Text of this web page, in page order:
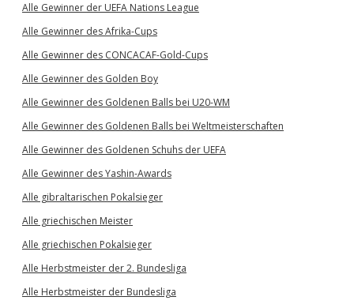
Alle Gewinner der UEFA Nations League
Alle Gewinner des Afrika-Cups
Alle Gewinner des CONCACAF-Gold-Cups
Alle Gewinner des Golden Boy
Alle Gewinner des Goldenen Balls bei U20-WM
Alle Gewinner des Goldenen Balls bei Weltmeisterschaften
Alle Gewinner des Goldenen Schuhs der UEFA
Alle Gewinner des Yashin-Awards
Alle gibraltarischen Pokalsieger
Alle griechischen Meister
Alle griechischen Pokalsieger
Alle Herbstmeister der 2. Bundesliga
Alle Herbstmeister der Bundesliga